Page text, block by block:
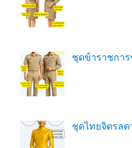
ชุดข้าราชกา
ชุดไทยจิตรลด